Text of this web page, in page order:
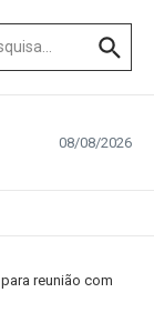
08/08/2026
reunião com